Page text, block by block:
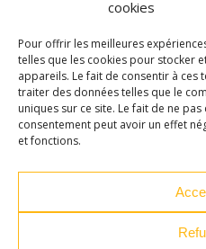
cookies
Pour offrir les meilleures
telles que les cookies pour stocker
appareils. Le fait de consentir à
traiter des données telles que le
uniques sur ce site. Le fait de ne
consentement peut avoir un effet
et fonctions.
LES
32 Rue 86E
43000 Le
04 71